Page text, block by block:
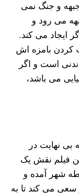
و جنگ نمی
می رود و
ایجاد می کند.
کردن بامزه اش
است و اگر
می باشد،
بی نهایت در
فیلم نقش یک
شهر آمده و
می کند تا به